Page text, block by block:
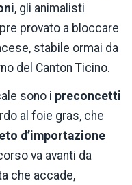
, gli animalisti
provato a bloccare
stabile ormai da
del Canton Ticino.
sono i preconcetti
al foie gras, che
d’importazione
va avanti da
che accade,